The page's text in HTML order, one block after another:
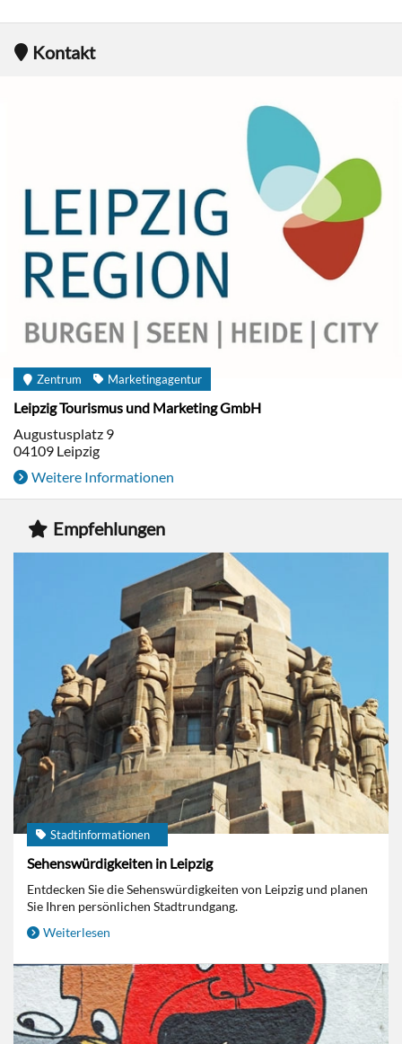
Kontakt
Zentrum Marketingagentur
Leipzig Tourismus und Marketing GmbH
Augustusplatz 9
04109 Leipzig
Weitere Informationen
Empfehlungen
Stadtinformationen
Sehenswürdigkeiten in Leipzig
Entdecken Sie die Sehenswürdigkeiten von Leipzig und planen
Sie Ihren persönlichen Stadtrundgang.
Weiterlesen